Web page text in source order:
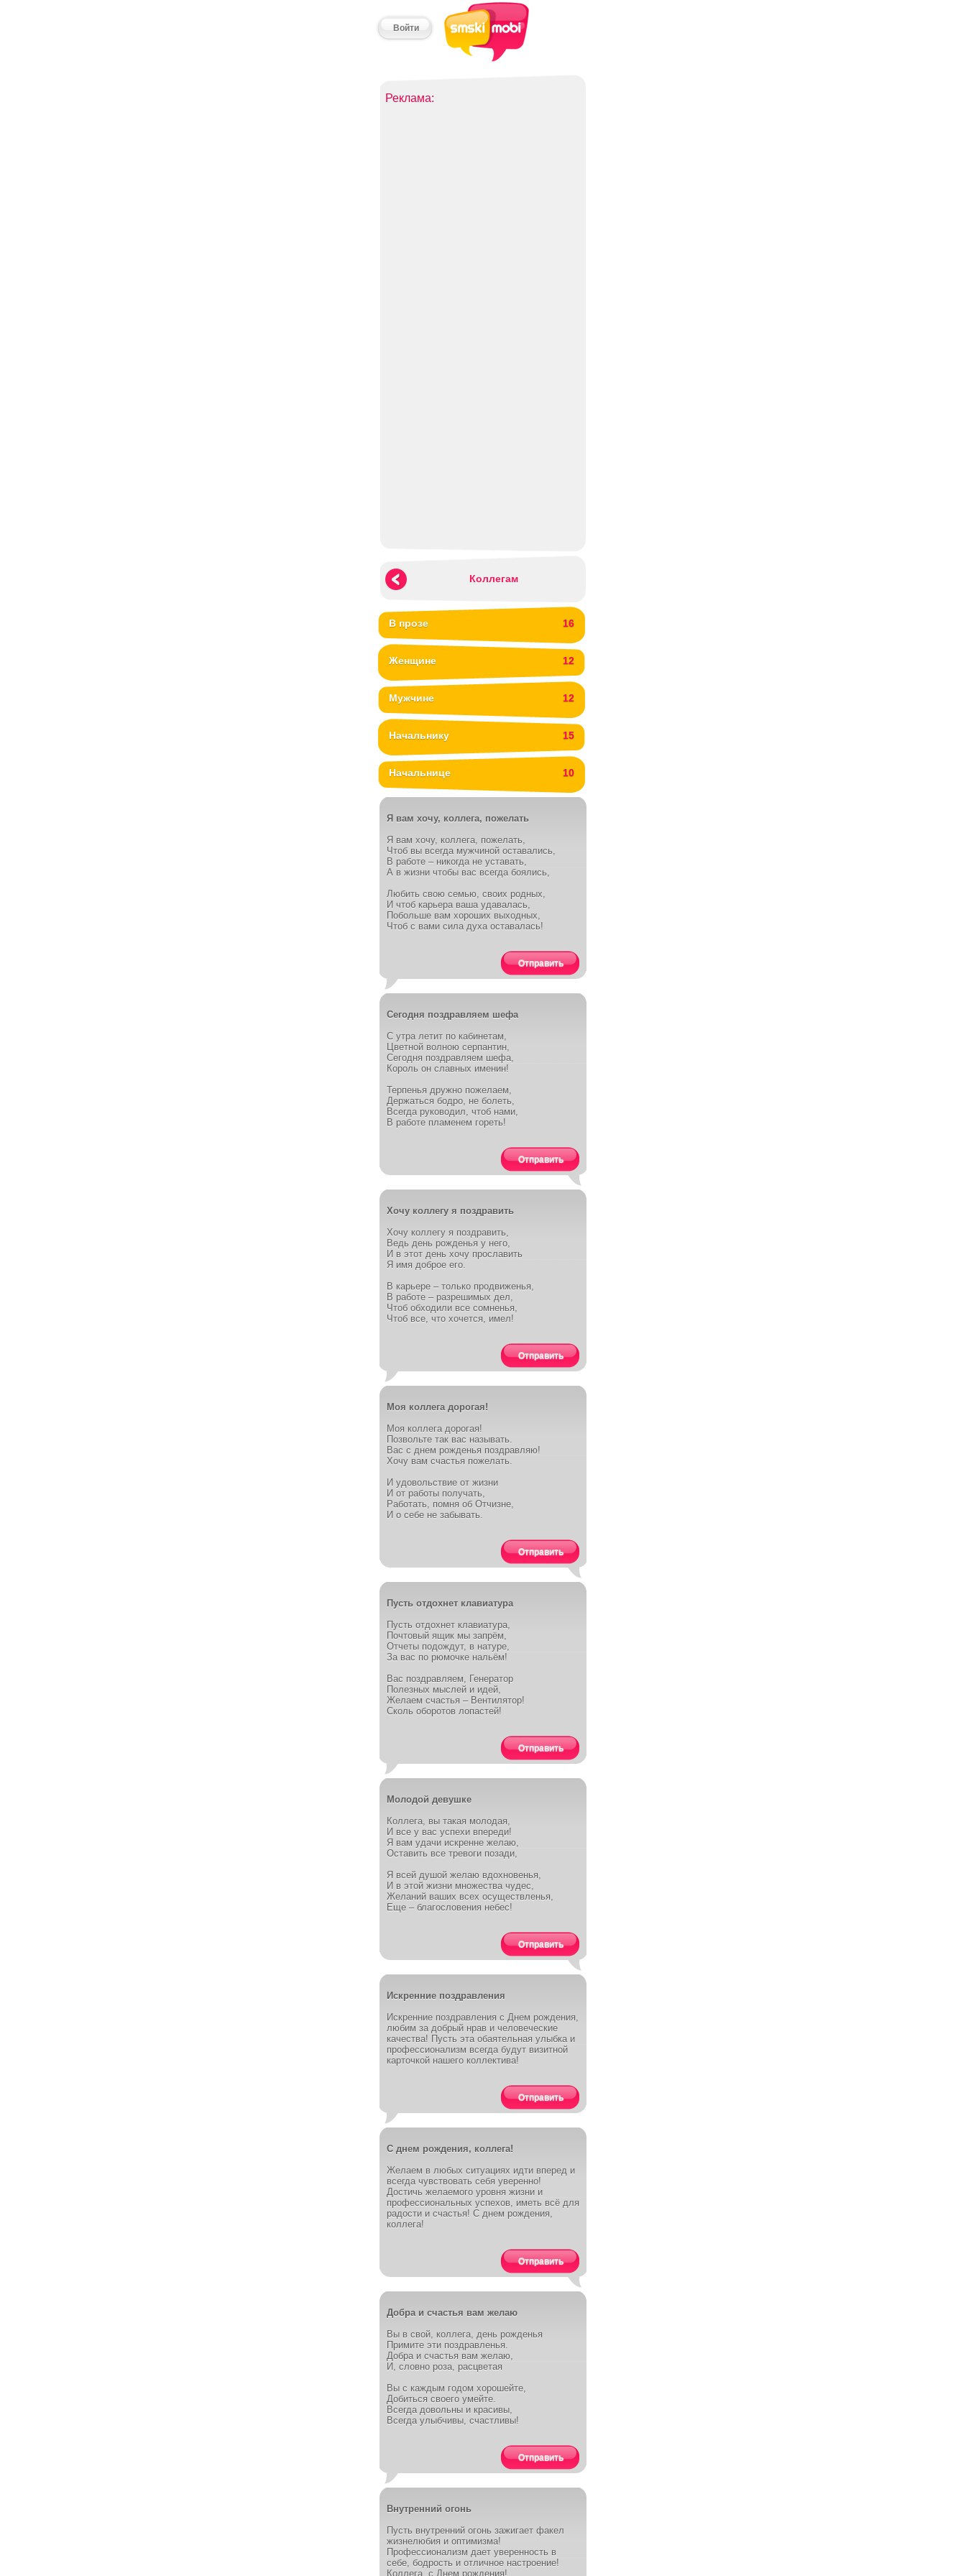
Войти
Реклама:
Коллегам
В прозе 16
Женщине 12
Мужчине 12
Начальнику 15
Начальнице 10
Я вам хочу, коллега, пожелать
Я вам хочу, коллега, пожелать,
Чтоб вы всегда мужчиной оставались,
В работе – никогда не уставать,
А в жизни чтобы вас всегда боялись,
Любить свою семью, своих родных,
И чтоб карьера ваша удавалась,
Побольше вам хороших выходных,
Чтоб с вами сила духа оставалась!
Отправить
Сегодня поздравляем шефа
С утра летит по кабинетам,
Цветной волною серпантин,
Сегодня поздравляем шефа,
Король он славных именин!
Терпенья дружно пожелаем,
Держаться бодро, не болеть,
Всегда руководил, чтоб нами,
В работе пламенем гореть!
Отправить
Хочу коллегу я поздравить
Хочу коллегу я поздравить,
Ведь день рожденья у него,
И в этот день хочу прославить
Я имя доброе его.
В карьере – только продвиженья,
В работе – разрешимых дел,
Чтоб обходили все сомненья,
Чтоб все, что хочется, имел!
Отправить
Моя коллега дорогая!
Моя коллега дорогая!
Позвольте так вас называть.
Вас с днем рожденья поздравляю!
Хочу вам счастья пожелать.
И удовольствие от жизни
И от работы получать,
Работать, помня об Отчизне,
И о себе не забывать.
Отправить
Пусть отдохнет клавиатура
Пусть отдохнет клавиатура,
Почтовый ящик мы запрём,
Отчеты подождут, в натуре,
За вас по рюмочке нальём!
Вас поздравляем, Генератор
Полезных мыслей и идей,
Желаем счастья – Вентилятор!
Сколь оборотов лопастей!
Отправить
Молодой девушке
Коллега, вы такая молодая,
И все у вас успехи впереди!
Я вам удачи искренне желаю,
Оставить все тревоги позади,
Я всей душой желаю вдохновенья,
И в этой жизни множества чудес,
Желаний ваших всех осуществленья,
Еще – благословения небес!
Отправить
Искренние поздравления
Искренние поздравления с Днем рождения,
любим за добрый нрав и человеческие
качества! Пусть эта обаятельная улыбка и
профессионализм всегда будут визитной
карточкой нашего коллектива!
Отправить
С днем рождения, коллега!
Желаем в любых ситуациях идти вперед и
всегда чувствовать себя уверенно!
Достичь желаемого уровня жизни и
профессиональных успехов, иметь всё для
радости и счастья! С днем рождения,
коллега!
Отправить
Добра и счастья вам желаю
Вы в свой, коллега, день рожденья
Примите эти поздравленья.
Добра и счастья вам желаю,
И, словно роза, расцветая
Вы с каждым годом хорошейте,
Добиться своего умейте.
Всегда довольны и красивы,
Всегда улыбчивы, счастливы!
Отправить
Внутренний огонь
Пусть внутренний огонь зажигает факел
жизнелюбия и оптимизма!
Профессионализм дает уверенность в
себе, бодрость и отличное настроение!
Коллега, с Днем рождения!